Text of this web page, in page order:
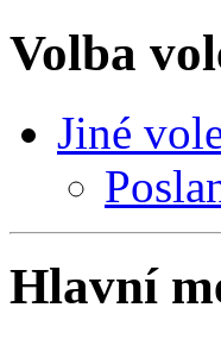
Volba
Jiné
Hlavní